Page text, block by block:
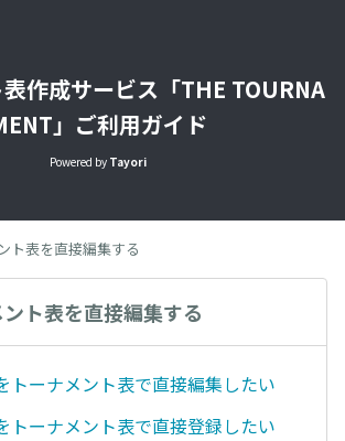
表作成サービス「THE TOURNA
」ご利用ガイド
Powered by Tayori
ト表を直接編集する
ント表を直接編集する
トーナメント表で直接編集したい
トーナメント表で直接登録したい